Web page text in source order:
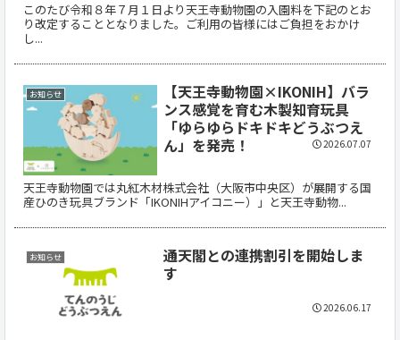
このたび令和８年７月１日より天王寺動物園の入園料を下記のとお
り改定することとなりました。ご利用の皆様にはご負担をおかけ
し...
お知らせ
【天王寺動物園×IKONIH】バラ
ンス感覚を育む木製知育玩具
「ゆらゆらドキドキどうぶつえ
ん」を発売！
天王寺動物園では丸紅木材株式会社（大阪市中央区）が展開する国
産ひのき玩具ブランド「IKONIHアイコニー）」と天王寺動物...
2026.07.07
お知らせ
通天閣との連携割引を開始しま
す
2026.06.17